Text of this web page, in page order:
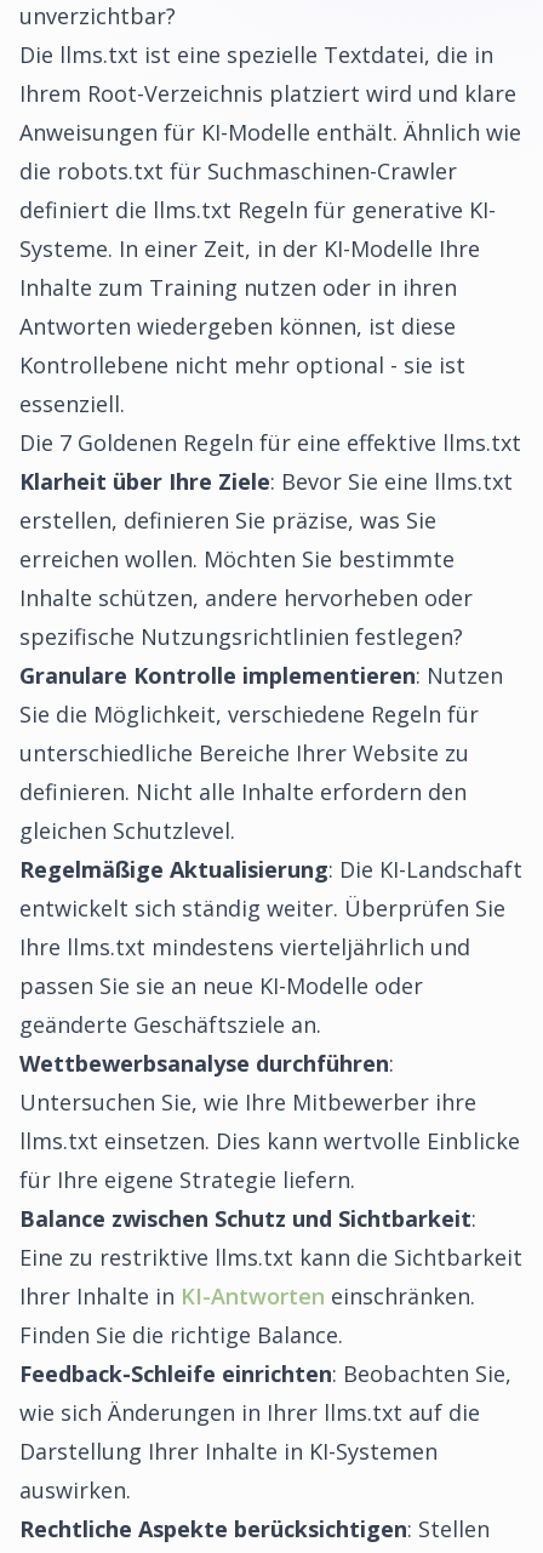
unverzichtbar?
Die llms.txt ist eine spezielle Textdatei, die in
Ihrem Root-Verzeichnis platziert wird und klare
Anweisungen für KI-Modelle enthält. Ähnlich wie
die robots.txt für Suchmaschinen-Crawler
definiert die llms.txt Regeln für generative KI-
Systeme. In einer Zeit, in der KI-Modelle Ihre
Inhalte zum Training nutzen oder in ihren
Antworten wiedergeben können, ist diese
Kontrollebene nicht mehr optional - sie ist
essenziell.
Die 7 Goldenen Regeln für eine effektive llms.txt
Klarheit über Ihre Ziele: Bevor Sie eine llms.txt
erstellen, definieren Sie präzise, was Sie
erreichen wollen. Möchten Sie bestimmte
Inhalte schützen, andere hervorheben oder
spezifische Nutzungsrichtlinien festlegen?
Granulare Kontrolle implementieren: Nutzen
Sie die Möglichkeit, verschiedene Regeln für
unterschiedliche Bereiche Ihrer Website zu
definieren. Nicht alle Inhalte erfordern den
gleichen Schutzlevel.
Regelmäßige Aktualisierung: Die KI-Landschaft
entwickelt sich ständig weiter. Überprüfen Sie
Ihre llms.txt mindestens vierteljährlich und
passen Sie sie an neue KI-Modelle oder
geänderte Geschäftsziele an.
Wettbewerbsanalyse durchführen:
Untersuchen Sie, wie Ihre Mitbewerber ihre
llms.txt einsetzen. Dies kann wertvolle Einblicke
für Ihre eigene Strategie liefern.
Balance zwischen Schutz und Sichtbarkeit:
Eine zu restriktive llms.txt kann die Sichtbarkeit
Ihrer Inhalte in KI-Antworten einschränken.
Finden Sie die richtige Balance.
Feedback-Schleife einrichten: Beobachten Sie,
wie sich Änderungen in Ihrer llms.txt auf die
Darstellung Ihrer Inhalte in KI-Systemen
auswirken.
Rechtliche Aspekte berücksichtigen: Stellen